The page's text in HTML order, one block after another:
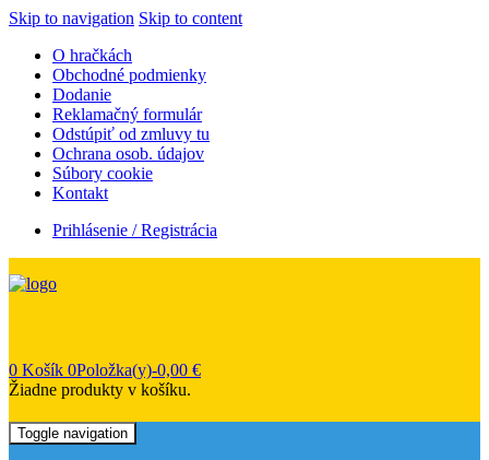
Skip to navigation Skip to content
O hračkách
Obchodné podmienky
Dodanie
Reklamačný formulár
Odstúpiť od zmluvy tu
Ochrana osob. údajov
Súbory cookie
Kontakt
Prihlásenie / Registrácia
0 Košík 0Položka(y)-0,00 €
Žiadne produkty v košíku.
Toggle navigation